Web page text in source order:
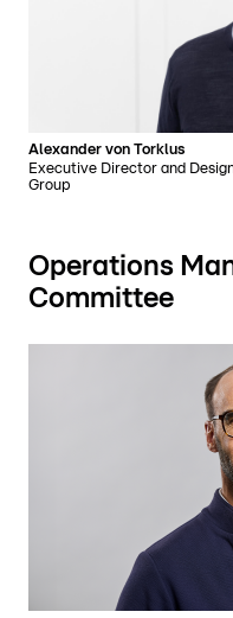
Alexander von Torklus
Executive Director and
Group
Operations
Committee